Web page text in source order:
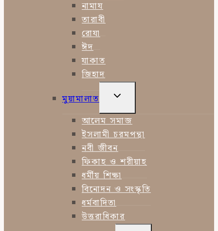
MENU
নামায
তারাবী
রোযা
ঈদ
যাকাত
জিহাদ
মুয়ামালাত
TOGGLE
MENU
আলেম সমাজ
ইসলামী চরমপন্থা
নবী জীবন
ফিকাহ ও শরীয়াহ
ধর্মীয় শিক্ষা
বিনোদন ও সংস্কৃতি
ধর্মবাদিতা
উত্তরাধিকার